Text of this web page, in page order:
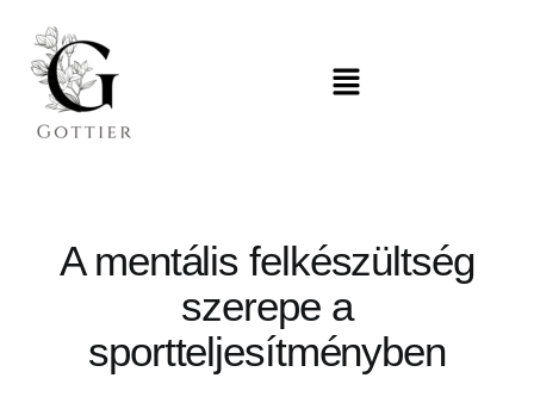
A mentális felkészültség
szerepe a
sportteljesítményben